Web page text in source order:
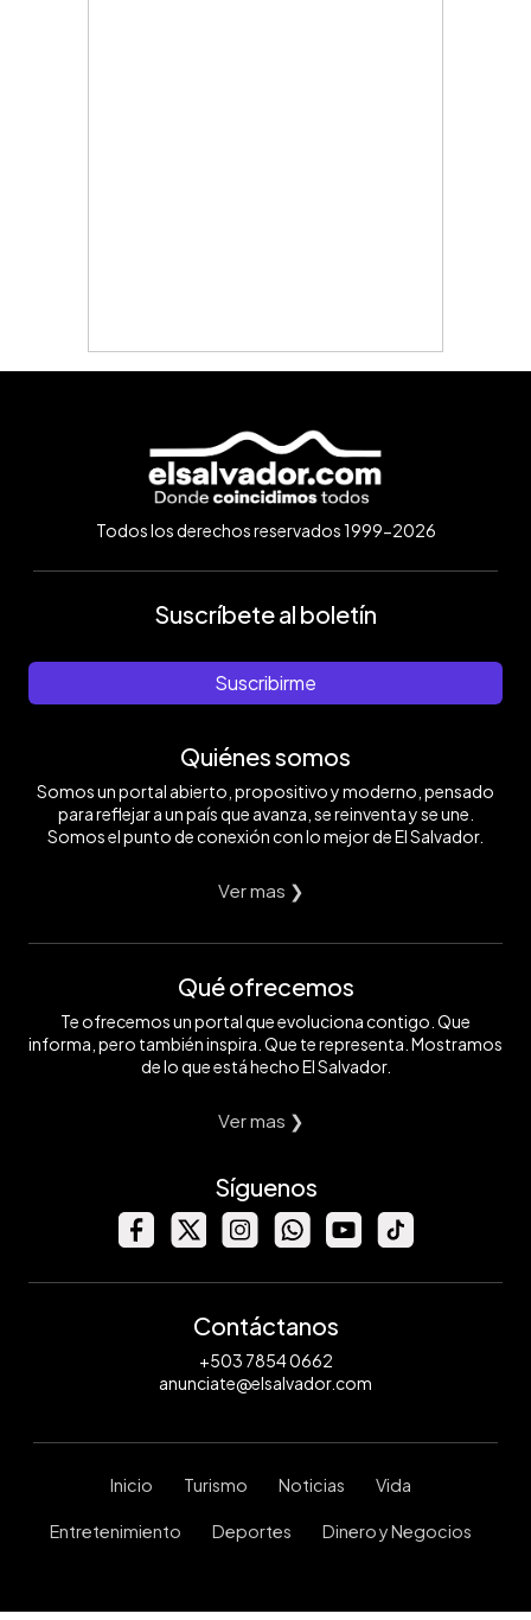
Todos los derechos reservados 1999-2026
Suscríbete al boletín
Suscribirme
Quiénes somos
Somos un portal abierto, propositivo y moderno, pensado
para reflejar a un país que avanza, se reinventa y se une.
Somos el punto de conexión con lo mejor de El Salvador.
Ver mas ❯
Qué ofrecemos
Te ofrecemos un portal que evoluciona contigo. Que
informa, pero también inspira. Que te representa. Mostramos
de lo que está hecho El Salvador.
Ver mas ❯
Síguenos
Contáctanos
+503 7854 0662
anunciate@elsalvador.com
Inicio Turismo Noticias Vida
Entretenimiento Deportes Dinero y Negocios